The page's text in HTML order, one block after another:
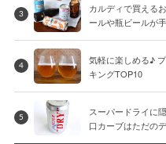
3
カルディで買える
ールや瓶ビールが
4
気軽に楽しめる♪
キングTOP10
5
スーパードライに
口カーブはただの